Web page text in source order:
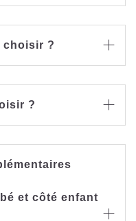
choisir ? 
? 
et côté enfant
